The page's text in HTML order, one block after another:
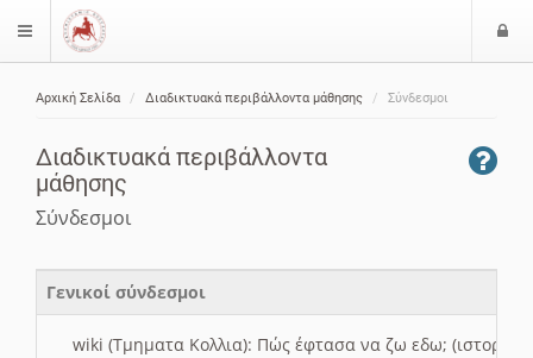
$langMenu
Αρχική Σελίδα Διαδικτυακά περιβάλλοντα μάθησης Σύνδεσμοι
Διαδικτυακά περιβάλλοντα
μάθησης
Σύνδεσμοι
Γενικοί σύνδεσμοι
wiki (Τμηματα Κολλια): Πώς έφτασα να ζω εδω; (ιστορια)